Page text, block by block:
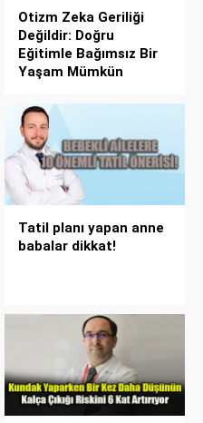
Otizm Zeka Geriliği
Değildir: Doğru
Eğitimle Bağımsız Bir
Yaşam Mümkün
Tatil planı yapan anne
babalar dikkat!